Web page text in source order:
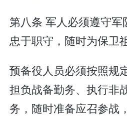
第八条 军人必须遵守军
忠于职守，随时为保卫
预备役人员必须按照规
担负战备勤务、执行非
务，随时准备应召参战